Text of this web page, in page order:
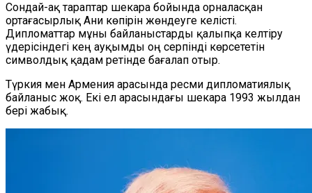
Сондай-ақ тараптар шекара бойында орналасқан
ортағасырлық Ани көпірін жөндеуге келісті.
Дипломаттар мұны байланыстарды қалыпқа келтіру
үдерісіндегі кең ауқымды оң серпінді көрсететін
символдық қадам ретінде бағалап отыр.
Түркия мен Армения арасында ресми дипломатиялық
байланыс жоқ. Екі ел арасындағы шекара 1993 жылдан
бері жабық.